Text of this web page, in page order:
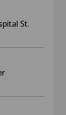
St.